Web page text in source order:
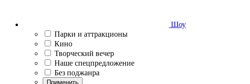
Шоу
Парки и аттракционы
Кино
Творческий вечер
Наше спецпредложение
Без поджанра
Применить